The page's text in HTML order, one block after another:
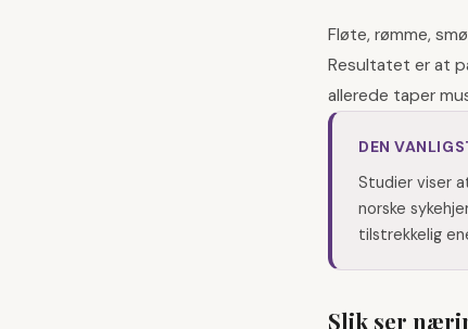
Fløte, rømme,
Resultatet er at
allerede taper
DEN
Studier viser
norske
tilstrekkelig
Slik ser